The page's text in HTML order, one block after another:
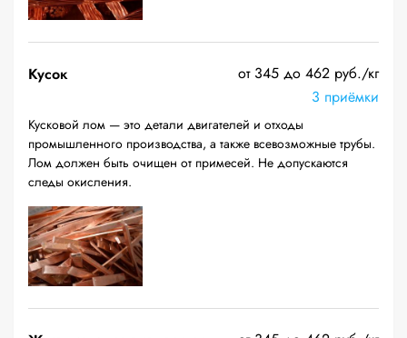
Кусок
от 345 до 462 руб./кг
3 приёмки
Кусковой лом — это детали двигателей и отходы
промышленного производства, а также всевозможные трубы.
Лом должен быть очищен от примесей. Не допускаются
следы окисления.